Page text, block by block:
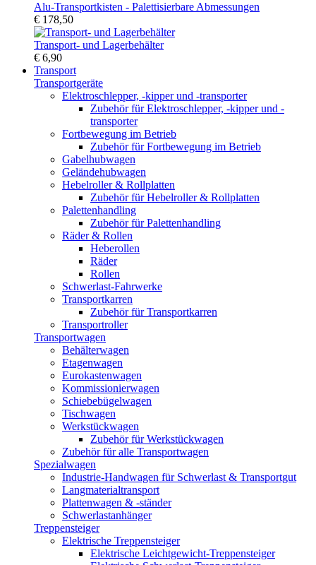
Alu-Transportkisten - Palettisierbare Abmessungen
€ 178,50
Transport- und Lagerbehälter
€ 6,90
Transport
Transportgeräte
Elektroschlepper, -kipper und -transporter
Zubehör für Elektroschlepper, -kipper und -
transporter
Fortbewegung im Betrieb
Zubehör für Fortbewegung im Betrieb
Gabelhubwagen
Geländehubwagen
Hebelroller & Rollplatten
Zubehör für Hebelroller & Rollplatten
Palettenhandling
Zubehör für Palettenhandling
Räder & Rollen
Heberollen
Räder
Rollen
Schwerlast-Fahrwerke
Transportkarren
Zubehör für Transportkarren
Transportroller
Transportwagen
Behälterwagen
Etagenwagen
Eurokastenwagen
Kommissionierwagen
Schiebebügelwagen
Tischwagen
Werkstückwagen
Zubehör für Werkstückwagen
Zubehör für alle Transportwagen
Spezialwagen
Industrie-Handwagen für Schwerlast & Transportgut
Langmaterialtransport
Plattenwagen & -ständer
Schwerlastanhänger
Treppensteiger
Elektrische Treppensteiger
Elektrische Leichtgewicht-Treppensteiger